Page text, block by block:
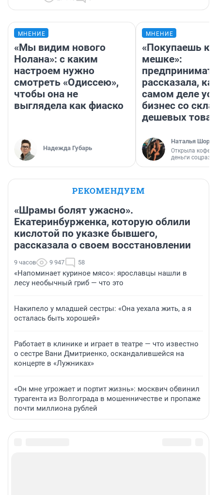
МНЕНИЕ
«Мы видим нового
Нолана»: с каким
настроем нужно
смотреть «Одиссею»,
чтобы она не
выглядела как фиаско
Надежда Губарь
МНЕНИЕ
«Покупаешь
мешке»:
рассказала,
самом деле
бизнес со
дешевых
Наталья
Открыла
деньги
РЕКОМЕНДУЕМ
«Шрамы болят ужасно».
Екатеринбурженка, которую облили
кислотой по указке бывшего,
рассказала о своем восстановлении
9 часов 9 947 58
«Напоминает куриное мясо»: ярославцы нашли в
лесу необычный гриб — что это
Накипело у младшей сестры: «Она уехала жить, а я
осталась быть хорошей»
Работает в клинике и играет в театре — что известно
о сестре Вани Дмитриенко, оскандалившейся на
концерте в «Лужниках»
«Он мне угрожает и портит жизнь»: москвич обвинил
турагента из Волгограда в мошенничестве и пропаже
почти миллиона рублей